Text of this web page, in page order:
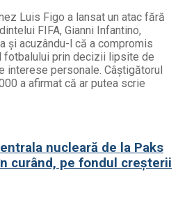
Luis Figo a lansat un atac fără
FIFA, Gianni Infantino,
și acuzându-l că a compromis
fotbalului prin decizii lipsite de
interese personale. Câștigătorul
a afirmat că ar putea scrie
nucleară de la Paks
curând, pe fondul creșterii